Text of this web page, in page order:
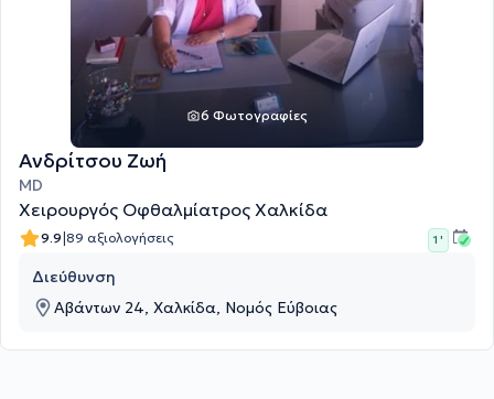
6 Φωτογραφίες
Ανδρίτσου Ζωή
MD
Χειρουργός Οφθαλμίατρος Χαλκίδα
9.9|89 αξιολογήσεις 1 '
Διεύθυνση
Αβάντων 24, Χαλκίδα, Νομός Εύβοιας